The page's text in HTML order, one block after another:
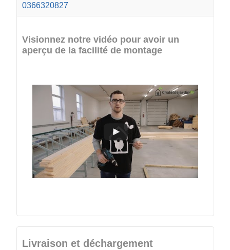
0366320827
Visionnez notre vidéo pour avoir un
aperçu de la facilité de montage
Livraison et déchargement